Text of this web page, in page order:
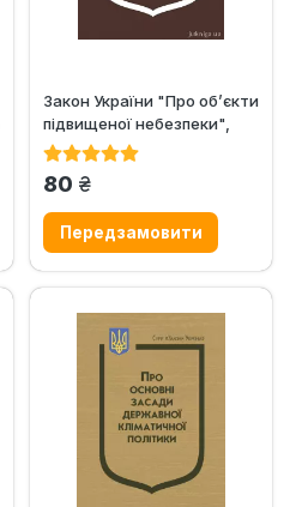
Закон України "Про об’єкти
підвищеної небезпеки",
Порядок...
80 грн.